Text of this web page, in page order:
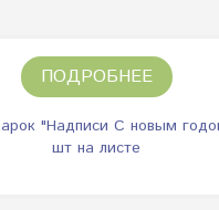
ПОДРОБНЕЕ
"Надписи С новым
шт на листе